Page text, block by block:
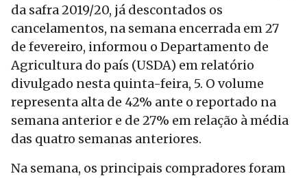
da safra 2019/20, já descontados os
cancelamentos, na semana encerrada em 27
de fevereiro, informou o Departamento de
Agricultura do país (USDA) em relatório
divulgado nesta quinta-feira, 5. O volume
representa alta de 42% ante o reportado na
semana anterior e de 27% em relação à média
das quatro semanas anteriores.
Na semana, os principais compradores foram